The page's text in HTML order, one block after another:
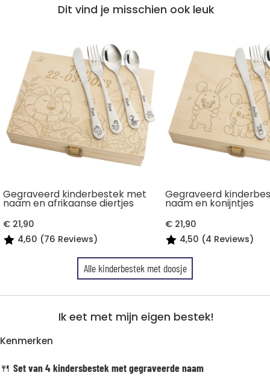
Dit vind je misschien ook leuk
Gegraveerd kinderbestek met
naam en afrikaanse diertjes
€ 21,90
4,60 (76 Reviews)
Gegraveerd
naam en konijntjes
€ 21,90
4,50 (4 Reviews)
Alle kinderbestek met doosje
Ik eet met mijn eigen bestek!
Kenmerken
🍴 Set van 4 kindersbestek met gegraveerde naam